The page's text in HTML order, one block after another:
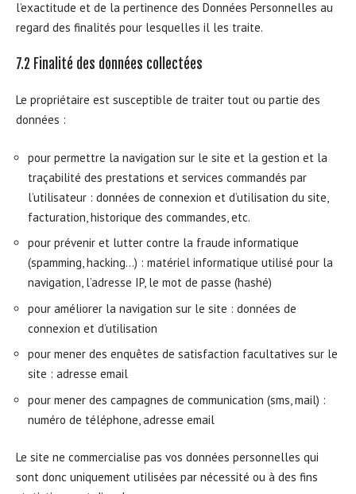
l’exactitude et de la pertinence des Données Personnelles au
regard des finalités pour lesquelles il les traite.
7.2 Finalité des données collectées
Le propriétaire est susceptible de traiter tout ou partie des
données :
pour permettre la navigation sur le site et la gestion et la
traçabilité des prestations et services commandés par
l’utilisateur : données de connexion et d’utilisation du site,
facturation, historique des commandes, etc.
pour prévenir et lutter contre la fraude informatique
(spamming, hacking…) : matériel informatique utilisé pour la
navigation, l’adresse IP, le mot de passe (hashé)
pour améliorer la navigation sur le site : données de
connexion et d’utilisation
pour mener des enquêtes de satisfaction facultatives sur le
site : adresse email
pour mener des campagnes de communication (sms, mail) :
numéro de téléphone, adresse email
Le site ne commercialise pas vos données personnelles qui
sont donc uniquement utilisées par nécessité ou à des fins